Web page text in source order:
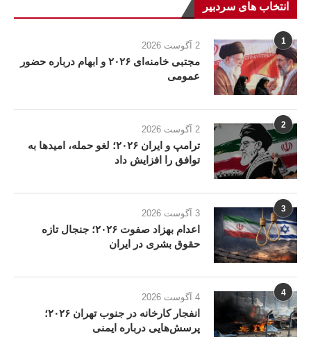
انتخاب های سردبیر
1 2 آگوست 2026
مجتبی خامنه‌ای ۲۰۲۶ و ابهام درباره حضور
عمومی
2 2 آگوست 2026
ترامپ و ایران ۲۰۲۶؛ لغو حمله، امیدها به
توافق را افزایش داد
3 3 آگوست 2026
اعدام بهزاد صفوت ۲۰۲۶؛ جنجال تازه
حقوق بشری در ایران
4 4 آگوست 2026
انفجار کارخانه در جنوب تهران ۲۰۲۶؛
پرسش‌هایی درباره ایمنی